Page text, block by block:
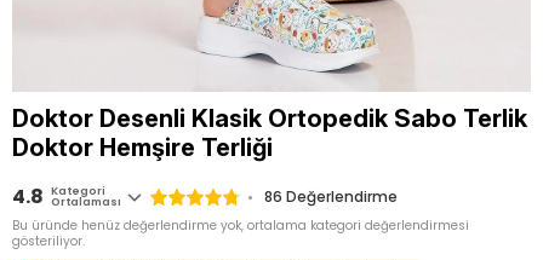
Doktor Desenli Klasik Ortopedik Sabo Terlik
Doktor Hemşire Terliği
4.8 Kategori
Ortalaması 86 Değerlendirme
Bu üründe henüz değerlendirme yok, ortalama kategori değerlendirmesi
gösteriliyor.